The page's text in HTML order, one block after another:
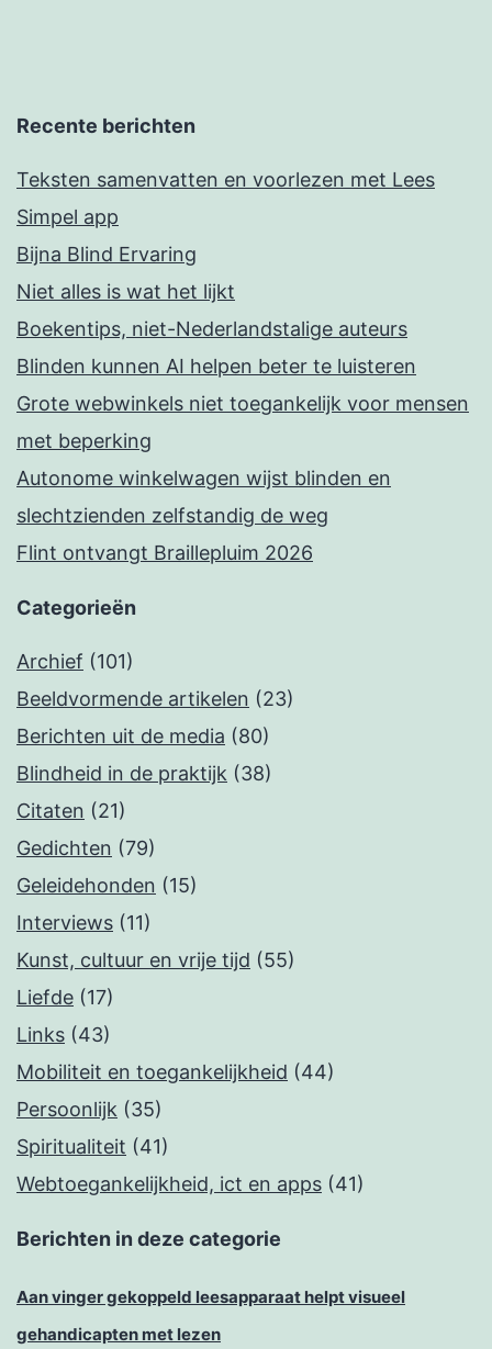
Recente berichten
Teksten samenvatten en voorlezen met Lees
Simpel app
Bijna Blind Ervaring
Niet alles is wat het lijkt
Boekentips, niet-Nederlandstalige auteurs
Blinden kunnen AI helpen beter te luisteren
Grote webwinkels niet toegankelijk voor mensen
met beperking
Autonome winkelwagen wijst blinden en
slechtzienden zelfstandig de weg
Flint ontvangt Braillepluim 2026
Categorieën
Archief (101)
Beeldvormende artikelen (23)
Berichten uit de media (80)
Blindheid in de praktijk (38)
Citaten (21)
Gedichten (79)
Geleidehonden (15)
Interviews (11)
Kunst, cultuur en vrije tijd (55)
Liefde (17)
Links (43)
Mobiliteit en toegankelijkheid (44)
Persoonlijk (35)
Spiritualiteit (41)
Webtoegankelijkheid, ict en apps (41)
Berichten in deze categorie
Aan vinger gekoppeld leesapparaat helpt visueel
gehandicapten met lezen